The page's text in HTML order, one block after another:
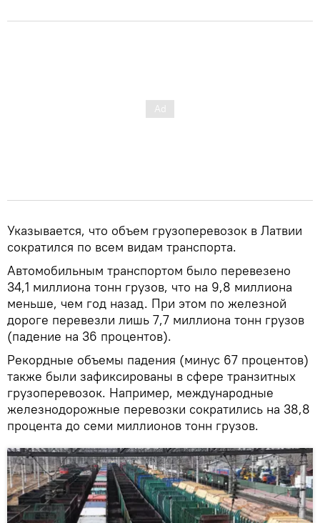
Указывается, что объем грузоперевозок в Латвии
сократился по всем видам транспорта.
Автомобильным транспортом было перевезено
34,1 миллиона тонн грузов, что на 9,8 миллиона
меньше, чем год назад. При этом по железной
дороге перевезли лишь 7,7 миллиона тонн грузов
(падение на 36 процентов).
Рекордные объемы падения (минус 67 процентов)
также были зафиксированы в сфере транзитных
грузоперевозок. Например, международные
железнодорожные перевозки сократились на 38,8
процента до семи миллионов тонн грузов.